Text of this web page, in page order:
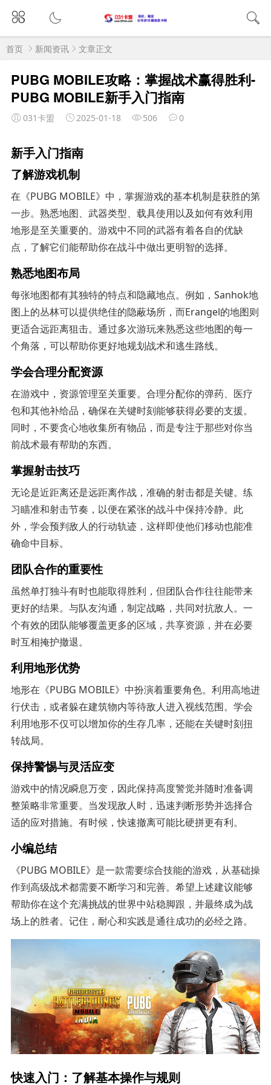
首页 新闻资讯 文章正文
PUBG MOBILE攻略：掌握战术赢得胜利-
PUBG MOBILE新手入门指南
031卡盟 2025-01-18 506 0
新手入门指南
了解游戏机制
在《PUBG MOBILE》中，掌握游戏的基本机制是获胜的第
一步。熟悉地图、武器类型、载具使用以及如何有效利用
地形是至关重要的。游戏中不同的武器有着各自的优缺
点，了解它们能帮助你在战斗中做出更明智的选择。
熟悉地图布局
每张地图都有其独特的特点和隐藏地点。例如，Sanhok地
图上的丛林可以提供绝佳的隐蔽场所，而Erangel的地图则
更适合远距离狙击。通过多次游玩来熟悉这些地图的每一
个角落，可以帮助你更好地规划战术和逃生路线。
学会合理分配资源
在游戏中，资源管理至关重要。合理分配你的弹药、医疗
包和其他补给品，确保在关键时刻能够获得必要的支援。
同时，不要贪心地收集所有物品，而是专注于那些对你当
前战术最有帮助的东西。
掌握射击技巧
无论是近距离还是远距离作战，准确的射击都是关键。练
习瞄准和射击节奏，以便在紧张的战斗中保持冷静。此
外，学会预判敌人的行动轨迹，这样即使他们移动也能准
确命中目标。
团队合作的重要性
虽然单打独斗有时也能取得胜利，但团队合作往往能带来
更好的结果。与队友沟通，制定战略，共同对抗敌人。一
个有效的团队能够覆盖更多的区域，共享资源，并在必要
时互相掩护撤退。
利用地形优势
地形在《PUBG MOBILE》中扮演着重要角色。利用高地进
行伏击，或者躲在建筑物内等待敌人进入视线范围。学会
利用地形不仅可以增加你的生存几率，还能在关键时刻扭
转战局。
保持警惕与灵活应变
游戏中的情况瞬息万变，因此保持高度警觉并随时准备调
整策略非常重要。当发现敌人时，迅速判断形势并选择合
适的应对措施。有时候，快速撤离可能比硬拼更有利。
小编总结
《PUBG MOBILE》是一款需要综合技能的游戏，从基础操
作到高级战术都需要不断学习和完善。希望上述建议能够
帮助你在这个充满挑战的世界中站稳脚跟，并最终成为战
场上的胜者。记住，耐心和实践是通往成功的必经之路。
快速入门：了解基本操作与规则